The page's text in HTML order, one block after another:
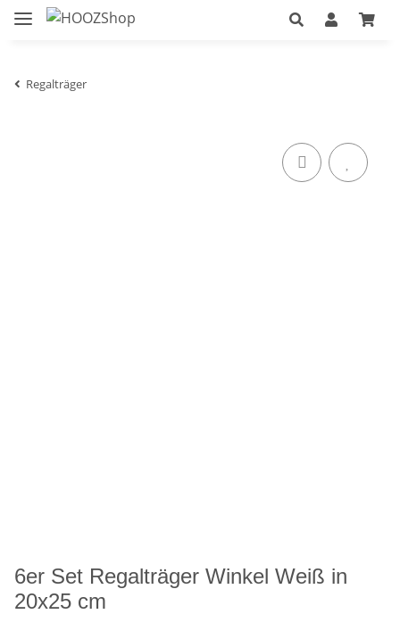
Regalträger
6er Set Regalträger Winkel Weiß in
20x25 cm